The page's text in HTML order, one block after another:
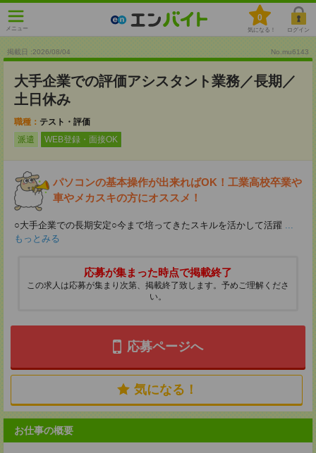
メニュー
0
気になる！ ログイン
掲載日 :2026/08/04 No.mu6143
大手企業での評価アシスタント業務／長期／
土日休み
職種： テスト・評価
派遣
WEB登録・面接OK
パソコンの基本操作が出来ればOK！工業高校卒業や
車やメカスキの方にオススメ！
○大手企業での長期安定○今まで培ってきたスキルを活かして活躍 ...
もっとみる
応募が集まった時点で掲載終了
この求人は応募が集まり次第、掲載終了致します。予めご理解くださ
い。
応募ページへ
気になる！
お仕事の概要